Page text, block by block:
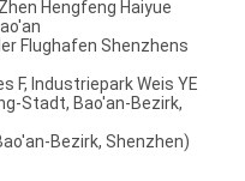
Hengfeng Haiyue
Flughafen Shenzhens
F, Industriepark Weis YE
Stadt, Bao'an-Bezirk,
Bezirk, Shenzhen)